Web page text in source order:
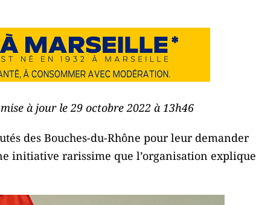
à jour le 29 octobre 2022 à 13h46
des Bouches-du-Rhône pour leur demander
initiative rarissime que l’organisation explique